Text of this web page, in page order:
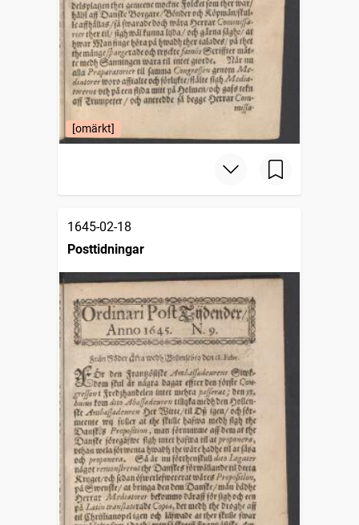
[omärkt]
1645-02-18
Posttidningar